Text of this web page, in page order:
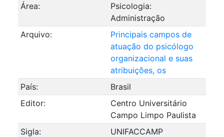
Área:
Psicologia:
Administração
Arquivo:
Principais campos de
atuação do psicólogo
organizacional e suas
atribuições, os
País:
Brasil
Editor:
Centro Universitário
Campo Limpo Paulista
Sigla:
UNIFACCAMP